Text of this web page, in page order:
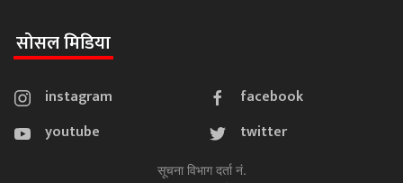
सोसल मिडिया
instagram
facebook
youtube
twitter
सूचना विभाग दर्ता नं.